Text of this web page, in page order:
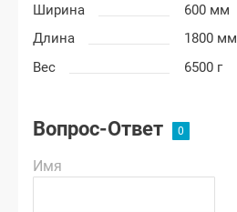
Ширина
600 мм
Длина
1800 мм
Вес
6500 г
Вопрос-Ответ
Имя